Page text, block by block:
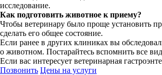
исследование.
Как подготовить животное к приему?
Чтобы ветеринару было проще установить
сделать его общее состояние.
Если ранее в других клиниках вы
о животном. Постарайтесь вспомнить все
Если вас интересует ветеринарная
Позвонить Цены на услуги